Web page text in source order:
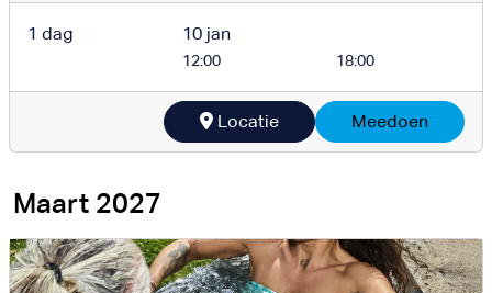
1 dag 10 jan
12:00 18:00
Locatie Meedoen
Maart 2027